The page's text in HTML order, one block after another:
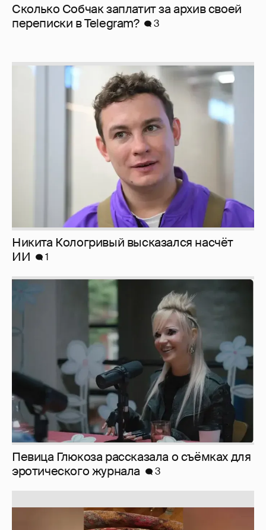
Сколько Собчак заплатит за архив своей
перeписки в Telegram?
3
Никита Кологривый высказался насчёт
ИИ
1
Певица Глюкоза рассказала о съёмках для
эротического журнала
3